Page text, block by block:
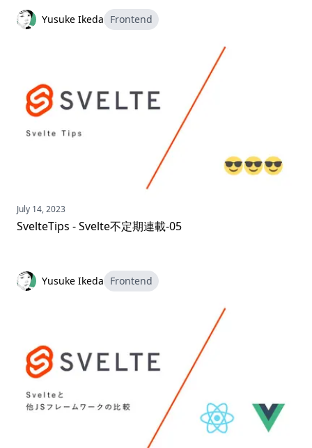
Yusuke Ikeda Frontend
July 14, 2023
SvelteTips - Svelte不定期連載-05
Yusuke Ikeda Frontend